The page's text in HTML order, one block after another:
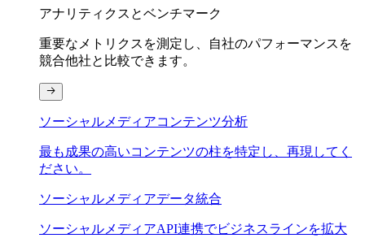
アナリティクスとベンチマーク
重要なメトリクスを測定し、自社のパフォーマンスを
競合他社と比較できます。
ソーシャルメディアコンテンツ分析
最も成果の高いコンテンツの柱を特定し、再現してく
ださい。
ソーシャルメディアデータ統合
ソーシャルメディアAPI連携でビジネスラインを拡大